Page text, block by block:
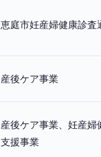
恵庭市妊産婦健康診査
産後ケア事業
産後ケア事業、妊産婦
支援事業